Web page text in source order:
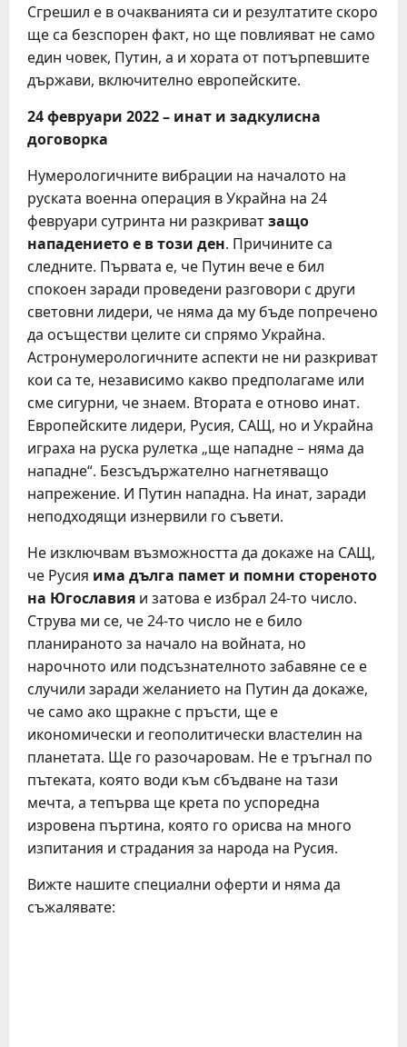
Сгрешил е в очакванията си и резултатите скоро
ще са безспорен факт, но ще повлияват не само
един човек, Путин, а и хората от потърпевшите
държави, включително европейските.
24 февруари 2022 – инат и задкулисна
договорка
Нумерологичните вибрации на началото на
руската военна операция в Украйна на 24
февруари сутринта ни разкриватзащо
нападението е в този ден. Причините са
следните. Първата е, че Путин вече е бил
спокоен заради проведени разговори с други
световни лидери, че няма да му бъде попречено
да осъществи целите си спрямо Украйна.
Астронумерологичните аспекти не ни разкриват
кои са те, независимо какво предполагаме или
сме сигурни, че знаем. Втората е отново инат.
Европейските лидери, Русия, САЩ, но и Украйна
играха на руска рулетка „ще нападне – няма да
нападне“. Безсъдържателно нагнетяващо
напрежение. И Путин нападна. На инат, заради
неподходящи изнервили го съвети.
Не изключвам възможността да докаже на САЩ,
че Русия има дълга памет и помни стореното
на Югославия и затова е избрал 24-то число.
Струва ми се, че 24-то число не е било
планираното за начало на войната, но
нарочното или подсъзнателното забавяне се е
случили заради желанието на Путин да докаже,
че само ако щракне с пръсти, ще е
икономически и геополитически властелин на
планетата. Ще го разочаровам. Не е тръгнал по
пътеката, която води към сбъдване на тази
мечта, а тепърва ще крета по успоредна
изровена пъртина, която го орисва на много
изпитания и страдания за народа на Русия.
Вижте нашите специални оферти и няма да
съжалявате: